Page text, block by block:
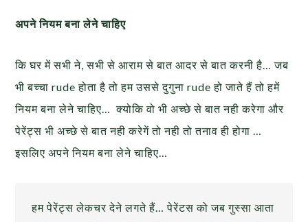
अपने नियम बना लेने चाहिए
कि घर में सभी ने, सभी से आराम से बात आदर से बात करनी है… जब
भी बच्चा rude होता है तो हम उससे दुगुना rude हो जाते हैं तो हमें
नियम बना लेने चाहिए… क्योकि वो भी अच्छे से बात नही करेगा और
पेरेंट्स भी अच्छे से बात नही करेगें तो नही तो तनाव ही होगा …
इसलिए अपने नियम बना लेने चाहिए…
हम पेरेंट्स लेकचर देने लगते हैं… पेरेंटस को जब गुस्सा आता